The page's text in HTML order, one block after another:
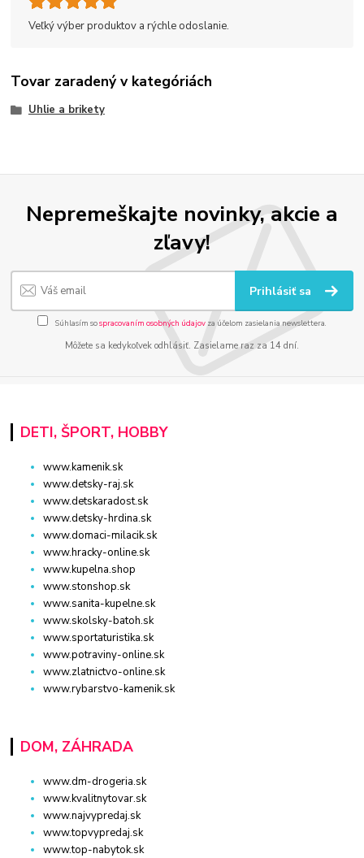
Veľký výber produktov a rýchle odoslanie.
Tovar zaradený v kategóriách
Uhlie a brikety
Nepremeškajte novinky, akcie a
zľavy!
Prihlásiť sa
Súhlasím sospracovaním osobných údajov za účelom zasielania newslettera.
Môžete sa kedykoľvek odhlásiť. Zasielame raz za 14 dní.
DETI, ŠPORT, HOBBY
www.kamenik.sk
www.detsky-raj.sk
www.detskaradost.sk
www.detsky-hrdina.sk
www.domaci-milacik.sk
www.hracky-online.sk
www.kupelna.shop
www.stonshop.sk
www.sanita-kupelne.sk
www.skolsky-batoh.sk
www.sportaturistika.sk
www.potraviny-online.sk
www.zlatnictvo-online.sk
www.rybarstvo-kamenik.sk
DOM, ZÁHRADA
www.dm-drogeria.sk
www.kvalitnytovar.sk
www.najvypredaj.sk
www.topvypredaj.sk
www.top-nabytok.sk